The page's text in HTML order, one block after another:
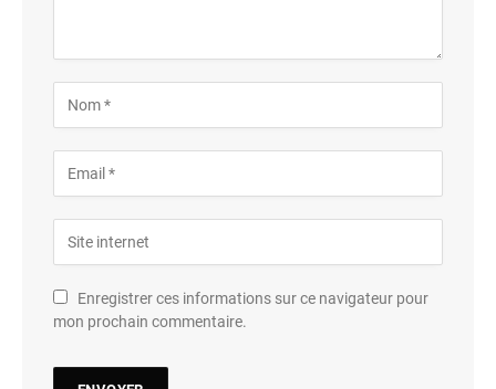
Enregistrer ces informations sur ce navigateur pour
mon prochain commentaire.